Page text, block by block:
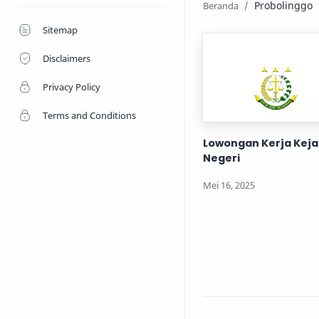
Sitemap
Disclaimers
Privacy Policy
Terms and Conditions
Probolinggo
Lowongan Kerja
Negeri